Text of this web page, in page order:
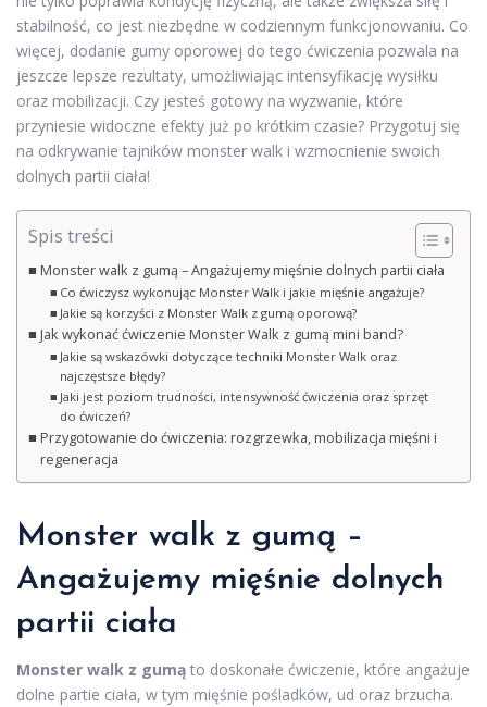
stabilność, co jest niezbędne w codziennym funkcjonowaniu. Co
więcej, dodanie gumy oporowej do tego ćwiczenia pozwala na
jeszcze lepsze rezultaty, umożliwiając intensyfikację wysiłku
oraz mobilizacji. Czy jesteś gotowy na wyzwanie, które
przyniesie widoczne efekty już po krótkim czasie? Przygotuj się
na odkrywanie tajników monster walk i wzmocnienie swoich
dolnych partii ciała!
Spis treści
Monster walk z gumą – Angażujemy mięśnie dolnych partii ciała
Co ćwiczysz wykonując Monster Walk i jakie mięśnie angażuje?
Jakie są korzyści z Monster Walk z gumą oporową?
Jak wykonać ćwiczenie Monster Walk z gumą mini band?
Jakie są wskazówki dotyczące techniki Monster Walk oraz
najczęstsze błędy?
Jaki jest poziom trudności, intensywność ćwiczenia oraz sprzęt
do ćwiczeń?
Przygotowanie do ćwiczenia: rozgrzewka, mobilizacja mięśni i
regeneracja
Monster walk z gumą –
Angażujemy mięśnie dolnych
partii ciała
Monster walk z gumą to doskonałe ćwiczenie, które angażuje
dolne partie ciała, w tym mięśnie pośladków, ud oraz brzucha.